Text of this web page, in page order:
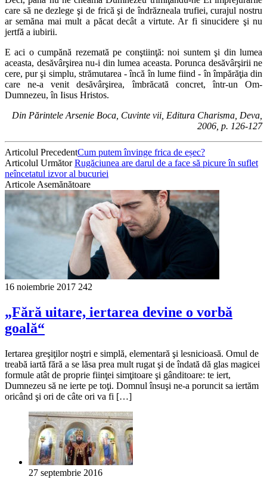
care să ne dezlege şi de frică şi de îndrăzneala trufiei, curajul nostru
ar semăna mai mult a păcat decât a virtute. Ar fi sinucidere şi nu
jertfă a iubirii.
E aci o cumpănă rezemată pe conştiinţă: noi suntem şi din lumea
aceasta, desăvârşirea nu-i din lumea aceasta. Porunca desăvârşirii ne
cere, pur şi simplu, strămutarea - încă în lume fiind - în împărăţia din
care ne-a venit desăvârşirea, îmbrăcată concret, într-un Om-
Dumnezeu, în Iisus Hristos.
Din Părintele Arsenie Boca, Cuvinte vii, Editura Charisma, Deva,
2006, p. 126-127
Articolul PrecedentCum putem învinge frica de eșec?
Articolul UrmătorRugăciunea are darul de a face să picure în suflet
neîncetatul izvor al bucuriei
Articole Asemănătoare
16 noiembrie 2017 242
„Fără uitare, iertarea devine o vorbă
goală“
Iertarea greşiţilor noştri e simplă, elementară şi lesnicioasă. Omul de
treabă iartă fără a se lăsa prea mult rugat şi de îndată dă glas magicei
formule atât de proprie fiinţei simţitoare şi gânditoare: te iert,
Dumnezeu să ne ierte pe toţi. Domnul însuşi ne-a poruncit sa iertăm
oricând şi ori de câte ori va fi […]
27 septembrie 2016